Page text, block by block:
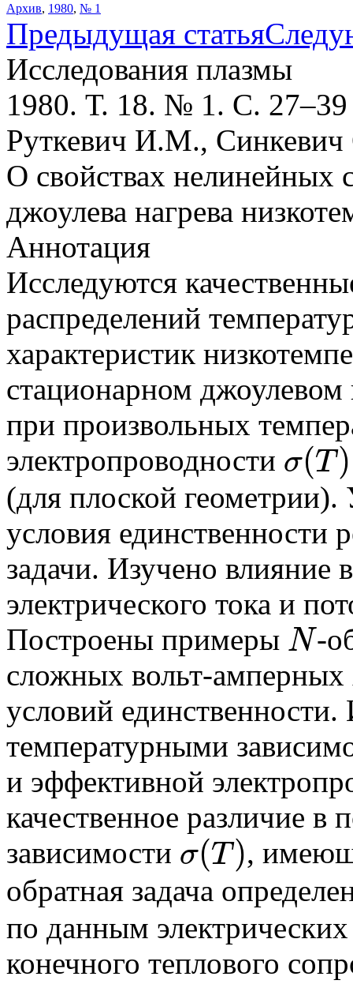
Архив, 1980, № 1
Предыдущая статья
Исследования плазмы
1980. Т. 18. № 1. С. 27–39
Руткевич И.М.,
О свойствах нелинейных
джоулева нагрева
Аннотация
Исследуются
распределений
характеристик
стационарном джоулевом
при произвольных
электропроводности σ(T)
σ(T )
(для плоской геометрии).
условия единственности
задачи. Изу­чено влияние
электрического тока и
Построены примеры N
N
-
сложных вольт-амперных
условий
температурными
и эффективной
качественное различие в
зависимости σ(T)
σ(T )
,
обратная задача
по данным
конечного теплового